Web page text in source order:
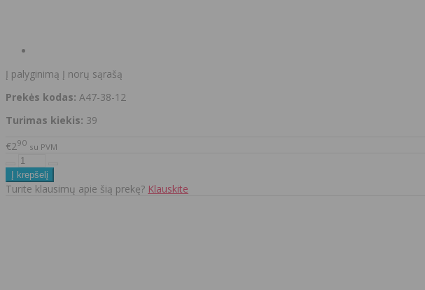
Į palyginimą Į norų sąrašą
Prekės kodas: A47-38-12
Turimas kiekis: 39
€290 su PVM
Turite klausimų apie šią prekę? Klauskite